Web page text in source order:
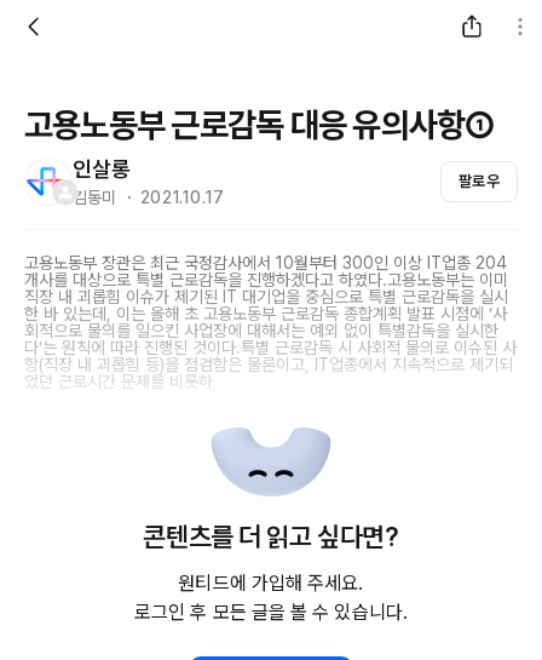
고용노동부 근로감독 대응 유의사항①
인살롱
김동미 ・ 2021.10.17
팔로우
고용노동부 장관은 최근 국정감사에서 10월부터 300인 이상 IT업종 204
개사를 대상으로 특별 근로감독을 진행하겠다고 하였다.고용노동부는 이미
직장 내 괴롭힘 이슈가 제기된 IT 대기업을 중심으로 특별 근로감독을 실시
한 바 있는데, 이는 올해 초 고용노동부 근로감독 종합계획 발표 시점에 ‘사
회적으로 물의를 일으킨 사업장에 대해서는 예외 없이 특별감독을 실시한
다’는 원칙에 따라 진행된 것이다.특별 근로감독 시 사회적 물의로 이슈된 사
항(직장 내 괴롭힘 등)을 점검함은 물론이고, IT업종에서 지속적으로 제기되
었던 근로시간 문제를 비롯하
콘텐츠를 더 읽고 싶다면?
원티드에 가입해 주세요.
로그인 후 모든 글을 볼 수 있습니다.